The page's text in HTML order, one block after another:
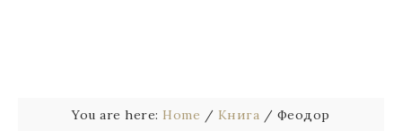
You are here: Home / Книга / Феодор